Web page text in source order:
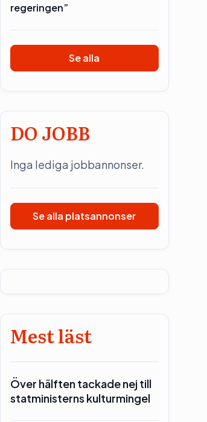
regeringen”
Se alla
DO JOBB
Inga lediga jobbannonser.
Se alla platsannonser
Mest läst
Över hälften tackade nej till
statministerns kulturmingel